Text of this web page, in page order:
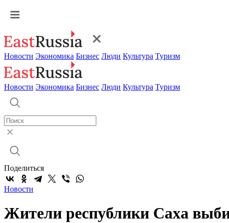
Новости Экономика Бизнес Люди Культура Туризм
Новости Экономика Бизнес Люди Культура Туризм
Поделиться
Новости
Жители республики Саха